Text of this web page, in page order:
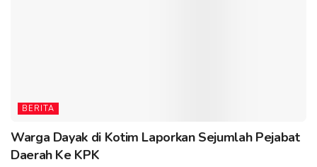
BERITA
Warga Dayak di Kotim Laporkan Sejumlah Pejabat
Daerah Ke KPK